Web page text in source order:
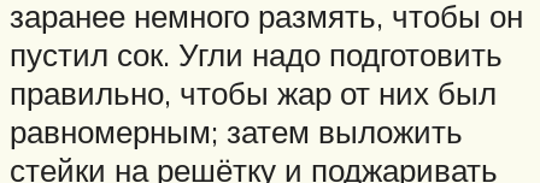
заранее немного размять, чтобы он
пустил сок. Угли надо подготовить
правильно, чтобы жар от них был
равномерным; затем выложить
стейки на решётку и поджаривать